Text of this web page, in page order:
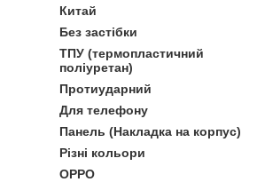
Китай
Без застібки
ТПУ (термопластичний
поліуретан)
Протиударний
Для телефону
Панель (Накладка на корпус)
Різні кольори
OPPO